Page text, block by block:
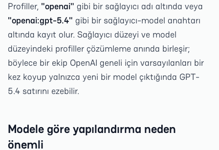
Profiller, "openai" gibi bir sağlayıcı adı altında veya
"openai:gpt-5.4" gibi bir sağlayıcı-model anahtarı
altında kayıt olur. Sağlayıcı düzeyi ve model
düzeyindeki profiller çözümleme anında birleşir;
böylece bir ekip OpenAI geneli için varsayılanları bir
kez koyup yalnızca yeni bir model çıktığında GPT-
5.4 satırını ezebilir.
Modele göre yapılandırma neden
önemli